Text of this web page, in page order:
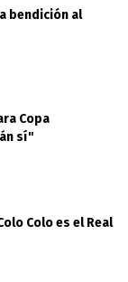
bendición al
Copa
sí"
Colo es el Real